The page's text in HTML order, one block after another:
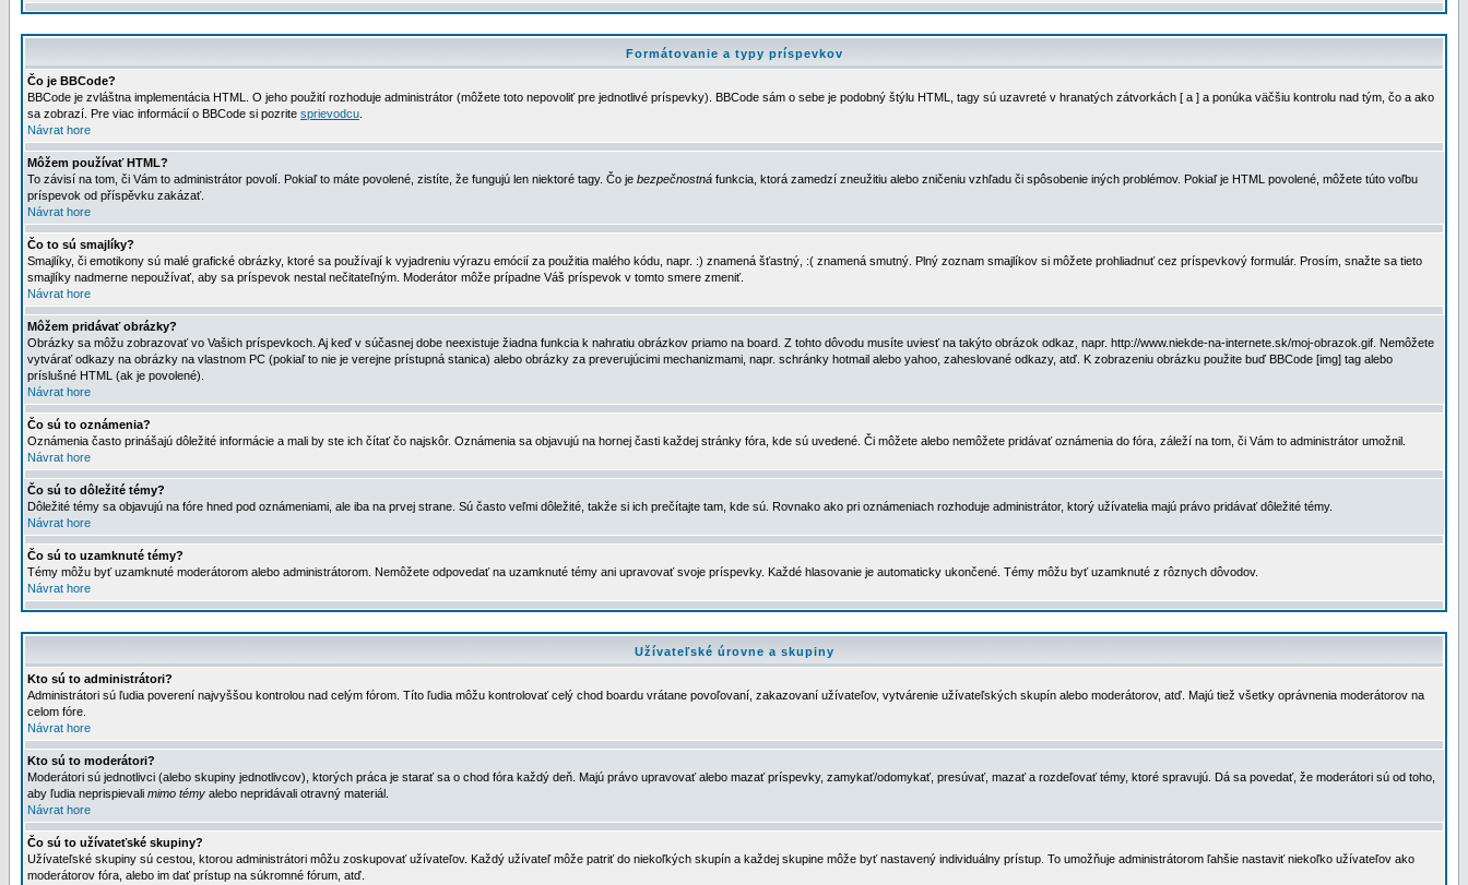
Formátovanie a typy príspevkov
Čo je BBCode?
BBCode je zvláštna implementácia HTML. O jeho použití rozhoduje administrátor (môžete toto nepovoliť pre jednotlivé príspevky). BBCode sám o sebe je podobný štýlu HTML, tagy sú uzavreté v hranatých zátvorkách [ a ] a ponúka väčšiu kontrolu nad tým, čo a ako
sa zobrazí. Pre viac informácií o BBCode si pozrite sprievodcu
Návrat hore
Môžem používať HTML?
To závisí na tom, či Vám to administrátor povolí. Pokiaľ to máte povolené, zistíte, že fungujú len niektoré tagy. Čo je bezpečnostná funkcia, ktorá zamedzí zneužitiu alebo zničeniu vzhľadu či spôsobenie iných problémov. Pokiaľ je HTML povolené, môžete túto voľbu
príspevok od příspěvku zakázať.
Návrat hore
Čo to sú smajlíky?
Smajlíky, či emotikony sú malé grafické obrázky, ktoré sa používají k vyjadreniu výrazu emócií za použitia malého kódu, napr. :) znamená šťastný, :( znamená smutný. Plný zoznam smajlíkov si môžete prohliadnuť cez príspevkový formulár. Prosím, snažte sa tieto
smajlíky nadmerne nepoužívať, aby sa príspevok nestal nečitateľným. Moderátor môže prípadne Váš príspevok v tomto smere zmeniť.
Návrat hore
Môžem pridávať obrázky?
Obrázky sa môžu zobrazovať vo Vašich príspevkoch. Aj keď v súčasnej dobe neexistuje žiadna funkcia k nahratiu obrázkov priamo na board. Z tohto dôvodu musíte uviesť na takýto obrázok odkaz, napr. http://www.niekde-na-internete.sk/moj-obrazok.gif. Nemôžete
vytvárať odkazy na obrázky na vlastnom PC (pokiaľ to nie je verejne prístupná stanica) alebo obrázky za preverujúcimi mechanizmami, napr. schránky hotmail alebo yahoo, zaheslované odkazy, atď. K zobrazeniu obrázku použite buď BBCode [img] tag alebo
príslušné HTML (ak je povolené).
Návrat hore
Čo sú to oznámenia?
Oznámenia často prinášajú dôležité informácie a mali by ste ich čítať čo najskôr. Oznámenia sa objavujú na hornej časti každej stránky fóra, kde sú uvedené. Či môžete alebo nemôžete pridávať oznámenia do fóra, záleží na tom, či Vám to administrátor umožnil.
Návrat hore
Čo sú to dôležité témy?
Dôležité témy sa objavujú na fóre hned pod oznámeniami, ale iba na prvej strane. Sú často veľmi dôležité, takže si ich prečítajte tam, kde sú. Rovnako ako pri oznámeniach rozhoduje administrátor, ktorý užívatelia majú právo pridávať dôležité témy.
Návrat hore
Čo sú to uzamknuté témy?
Témy môžu byť uzamknuté moderátorom alebo administrátorom. Nemôžete odpovedať na uzamknuté témy ani upravovať svoje príspevky. Každé hlasovanie je automaticky ukončené. Témy môžu byť uzamknuté z rôznych dôvodov.
Návrat hore
Užívateľské úrovne a skupiny
Kto sú to administrátori?
Administrátori sú ľudia poverení najvyššou kontrolou nad celým fórom. Títo ľudia môžu kontrolovať celý chod boardu vrátane povoľovaní, zakazovaní užívateľov, vytvárenie užívateľských skupín alebo moderátorov, atď. Majú tiež všetky oprávnenia moderátorov na
celom fóre.
Návrat hore
Kto sú to moderátori?
Moderátori sú jednotlivci (alebo skupiny jednotlivcov), ktorých práca je starať sa o chod fóra každý deň. Majú právo upravovať alebo mazať príspevky, zamykať/odomykať, presúvať, mazať a rozdeľovať témy, ktoré spravujú. Dá sa povedať, že moderátori sú od toho,
aby ľudia neprispievali mimo témy alebo nepridávali otravný materiál.
Návrat hore
Čo sú to užívateťské skupiny?
Užívateľské skupiny sú cestou, ktorou administrátori môžu zoskupovať užívateľov. Každý užívateľ môže patriť do niekoľkých skupín a každej skupine môže byť nastavený individuálny prístup. To umožňuje administrátorom ľahšie nastaviť niekoľko užívateľov ako
moderátorov fóra, alebo im dať prístup na súkromné fórum, atď.